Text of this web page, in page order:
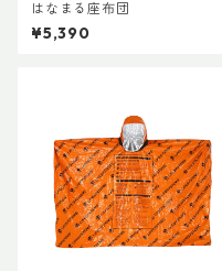
はなまる座布団
¥5,390